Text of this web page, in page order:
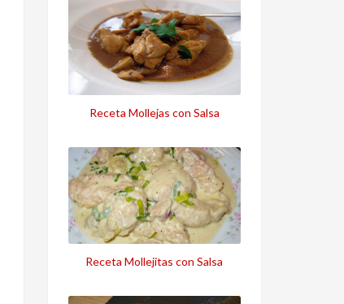
Receta Mollejas con Salsa
Receta Mollejitas con Salsa